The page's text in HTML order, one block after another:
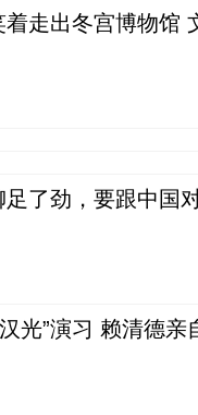
走出冬宫博物馆
了劲，要跟中国
光”演习 赖清德亲